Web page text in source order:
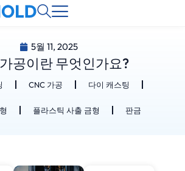
5월 11, 2025
공이란 무엇인가요?
CNC 가공 다이 캐스팅
플라스틱 사출 금형 판금